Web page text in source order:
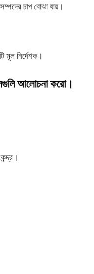
চাপ বোঝা যায়।
মূল নির্দেশক।
আলোচনা করো।